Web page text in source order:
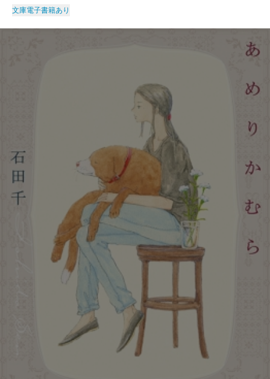
文庫電子書籍あり